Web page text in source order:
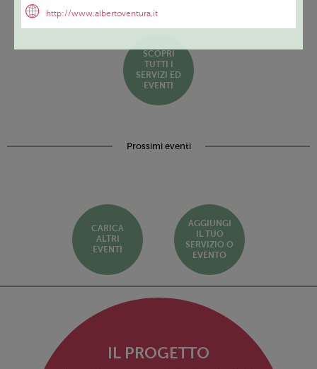
http://www.albertoventura.it
SCOPRI
TUTTI I
SERVIZI ED
EVENTI
Prossimi eventi
CARICA
ALTRI
EVENTI
AGGIUNGI
IL TUO
SERVIZIO O
EVENTO
IL PROGETTO